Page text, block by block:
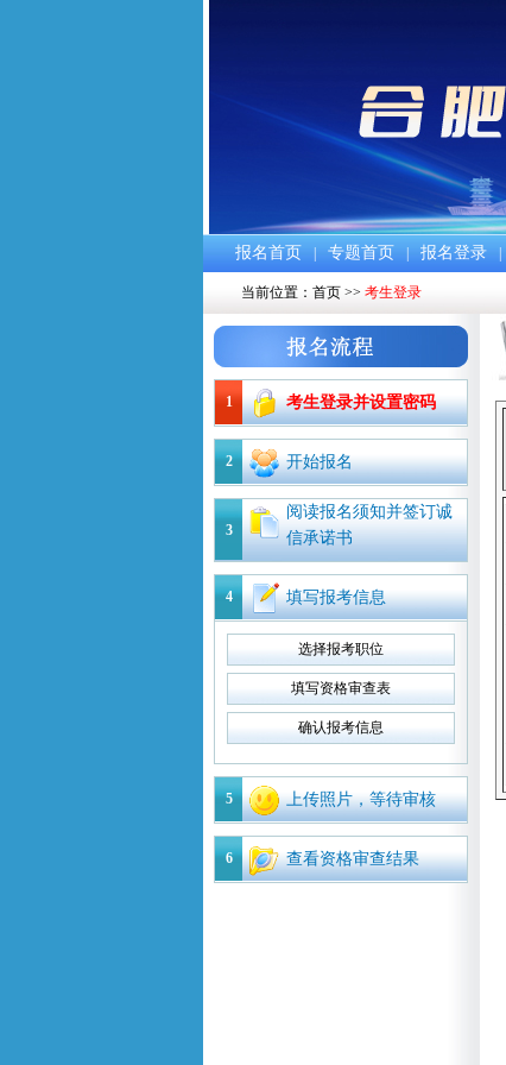
报名首页 专题首页 报名登录
当前位置： 首页 >> 考生登录
1 考生登录并设置密码
2 开始报名
3
阅读报名须知并签订诚
信承诺书
4 填写报考信息
选择报考职位
填写资格审查表
确认报考信息
5 上传照片，等待审核
6 查看资格审查结果